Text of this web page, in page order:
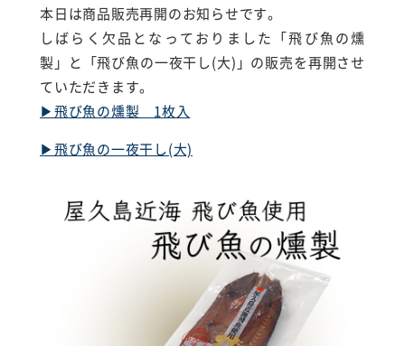
本日は商品販売再開のお知らせです。
しばらく欠品となっておりました「飛び魚の燻
製」と「飛び魚の一夜干し(大)」の販売を再開させ
ていただきます。
▶︎飛び魚の燻製 1枚入
▶︎飛び魚の一夜干し(大)